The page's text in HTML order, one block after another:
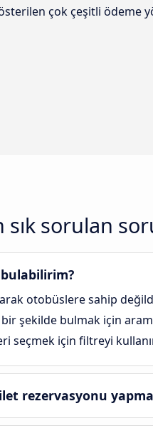
çok çeşitli ödeme
sık sorulan
otobüslere sahip
şekilde bulmak için
seçmek için filtreyi
rezervasyonu